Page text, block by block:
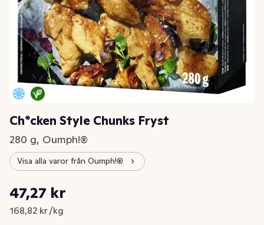
Ch*cken Style Chunks Fryst
280 g, Oumph!®
Visa alla varor från Oumph!®
Nuvarande pris är: 47,27 kr
47,27 kr
168,82 kr /kg
Styckpris: 168,82 kr /kg